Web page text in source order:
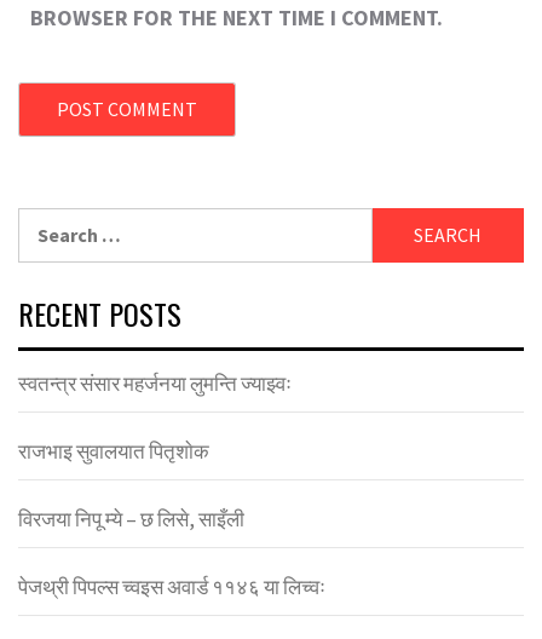
BROWSER FOR THE NEXT TIME I COMMENT.
for:
RECENT POSTS
स्वतन्त्र संसार महर्जनया लुमन्ति ज्याझ्वः
राजभाइ सुवालयात पितृशाेक
विरजया निपू म्ये – छ लिसे, साइँली
पेजथ्री पिपल्स च्वइस अवार्ड ११४६ या लिच्वः